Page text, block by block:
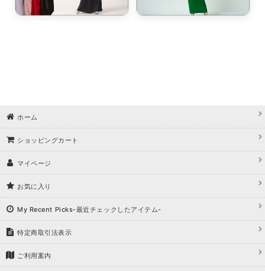
ホーム
ショッピングカート
マイページ
お気に入り
My Recent Picks-最近チェックしたアイテム-
特定商取引法表示
ご利用案内